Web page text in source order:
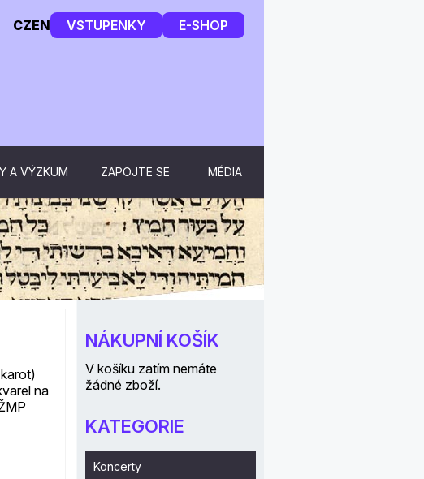
CZEN VSTUPENKY E-SHOP
A VÝZKUM ZAPOJTE SE MÉDIA
na
NÁKUPNÍ KOŠÍK
V košíku zatím nemáte
žádné zboží.
KATEGORIE
Koncerty